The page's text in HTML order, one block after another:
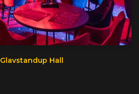
Glavstandup Hall